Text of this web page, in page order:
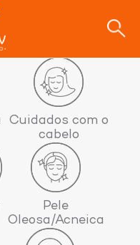
Cuidados com o
cabelo
Pele
Oleosa/Acneica